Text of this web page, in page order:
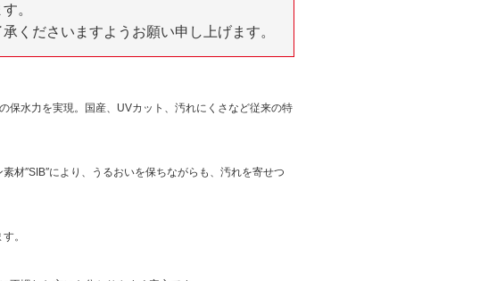
。
くださいますようお願い申し上げます。
保水力を実現。国産、UVカット、汚れにくさなど従来の特
材″SIB″により、うるおいを保ちながらも、汚れを寄せつ
。